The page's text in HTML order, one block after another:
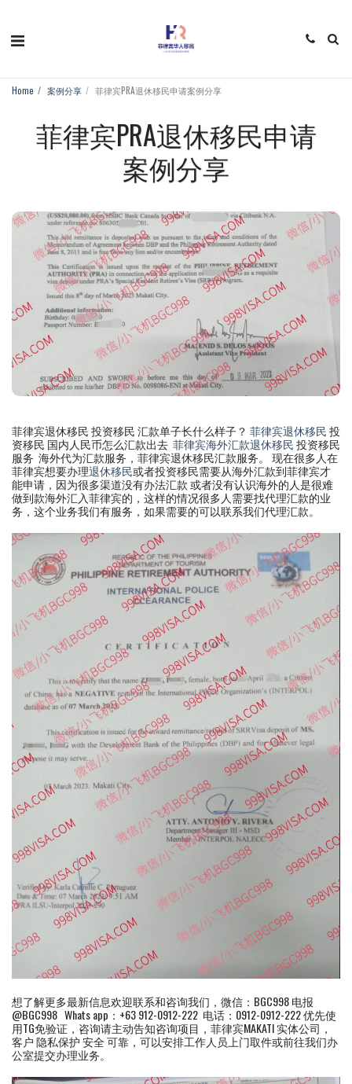
Home 案例分享 菲律宾PRA退休移民申请案例分享
菲律宾PRA退休移民申请
案例分享
菲律宾退休移民 投资移民 汇款单子长什么样子？ 菲律宾退休移民投
资移民 国内人民币怎么汇款出去 菲律宾海外汇款退休移民投资移民
服务 海外代为汇款服务，菲律宾退休移民汇款服务。 现在很多人在
菲律宾想要办理退休移民或者投资移民需要从海外汇款到菲律宾才
能申请，因为很多渠道没有办法汇款 或者没有认识海外的人是很难
做到款海外汇入菲律宾的，这样的情况很多人需要找代理汇款的业
务，这个业务我们有服务，如果需要的可以联系我们代理汇款。
想了解更多最新信息欢迎联系和咨询我们，微信：BGC998 电报
@BGC998 Whats app：+63 912-0912-222 电话：0912-0912-222 优先使
用TG免验证，咨询请主动告知咨询项目，菲律宾MAKATI 实体公司，
客户 隐私保护 安全 可靠，可以安排工作人员上门取件或前往我们办
公室提交办理业务。